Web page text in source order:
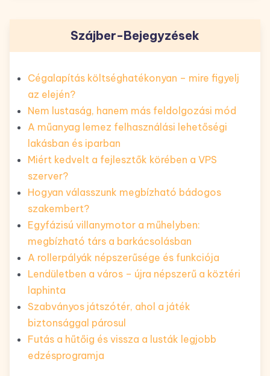
Szájber-Bejegyzések
Cégalapítás költséghatékonyan – mire figyelj
az elején?
Nem lustaság, hanem más feldolgozási mód
A műanyag lemez felhasználási lehetőségi
lakásban és iparban
Miért kedvelt a fejlesztők körében a VPS
szerver?
Hogyan válasszunk megbízható bádogos
szakembert?
Egyfázisú villanymotor a műhelyben:
megbízható társ a barkácsolásban
A rollerpályák népszerűsége és funkciója
Lendületben a város – újra népszerű a köztéri
laphinta
Szabványos játszótér, ahol a játék
biztonsággal párosul
Futás a hűtőig és vissza a lusták legjobb
edzésprogramja